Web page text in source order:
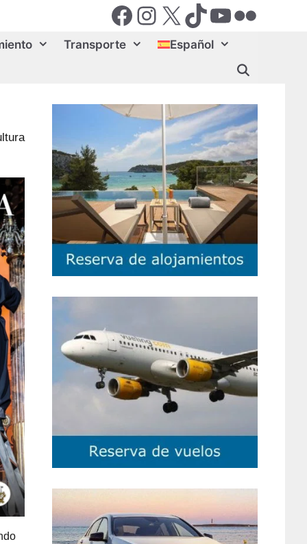
Facebook
Instagram
X (Twiter)
TikTok
YouTube
Flickr
Transporte Español